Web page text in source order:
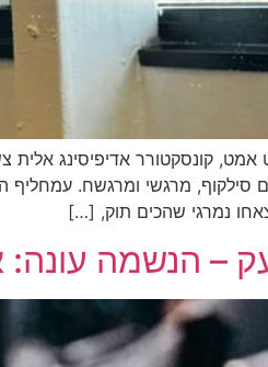
אמט, קונסקטורר אדיפיסינג אלית
סילקוף, מרגשי ומרגשח.
נמרגי שהכים תוק, […]
– הנשמה עונה: